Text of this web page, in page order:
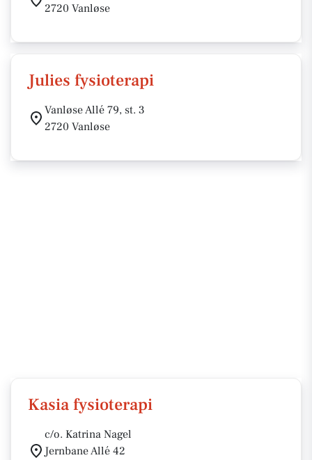
2720 Vanløse
Julies fysioterapi
Vanløse Allé 79, st. 3
2720 Vanløse
Kasia fysioterapi
c/o. Katrina Nagel
Jernbane Allé 42